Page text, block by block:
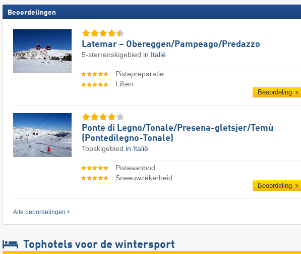
Beoordelingen
Latemar – Obereggen/​Pampeago/​Predazzo
5-sterrenskigebied in Italië
Pistepreparatie
Liften
Beoordeling
Ponte di Legno/​​Tonale/​​Presena-gletsjer/​​Temù
(Pontedilegno-Tonale)
Topskigebied in Italië
Pisteaanbod
Sneeuwzekerheid
Beoordeling
Alle beoordelingen
Tophotels voor de wintersport